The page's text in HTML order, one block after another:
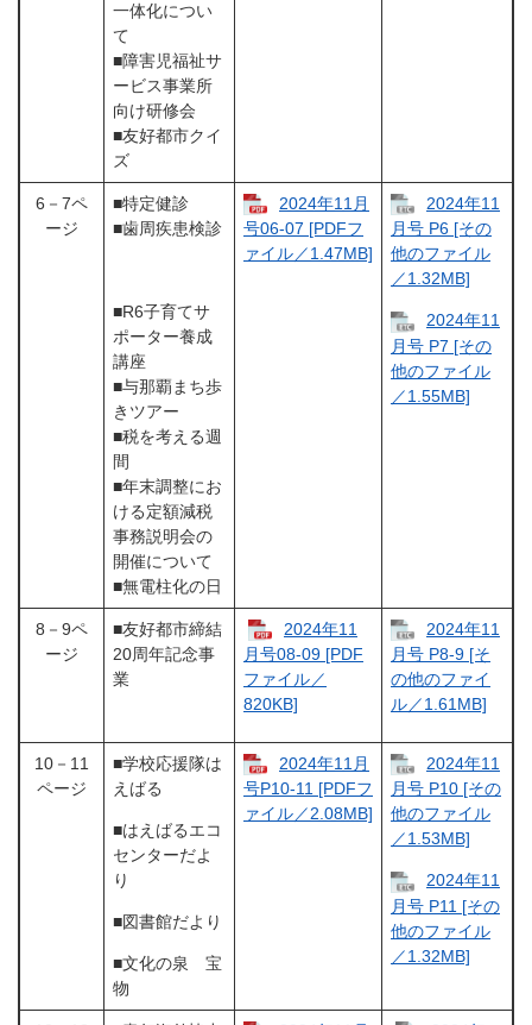
一体化につい
て
■障害児福祉サ
ービス事業所
向け研修会
■友好都市クイ
ズ
6－7ペ
ージ
■特定健診
■歯周疾患検診
■R6子育てサ
ポーター養成
講座
■与那覇まち歩
きツアー
■税を考える週
間
■年末調整にお
ける定額減税
事務説明会の
開催について
■無電柱化の日
2024年11月
号06-07 [PDFフ
ァイル／1.47MB]
2024年11
月号 P6 [その
他のファイル
／1.32MB]
2024年11
月号 P7 [その
他のファイル
／1.55MB]
8－9ペ
ージ
■友好都市締結
20周年記念事
業
2024年11
月号08-09 [PDF
ファイル／
820KB]
2024年11
月号 P8-9 [そ
の他のファイ
ル／1.61MB]
10－11
ページ
■学校応援隊は
えばる
■はえばるエコ
センターだよ
り
■図書館だより
■文化の泉 宝
物
2024年11月
号P10-11 [PDFフ
ァイル／2.08MB]
2024年11
月号 P10 [その
他のファイル
／1.53MB]
2024年11
月号 P11 [その
他のファイル
／1.32MB]